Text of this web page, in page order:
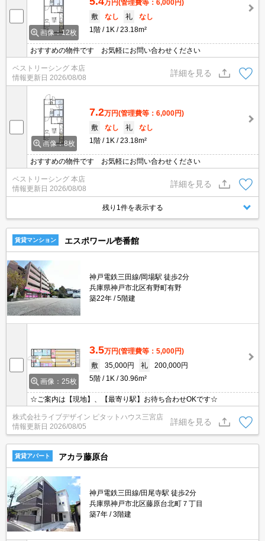
画像：12枚
万円(管理費等：6,000円)
敷
なし 礼
なし
1階
1K 23.18m²
おすすめの物件です お気軽にお問い合わせください
ベストリーシング 本店
情報更新日 2026/08/08
詳細を見る
画像：8枚
7.2万円(管理費等：6,000円)
敷
なし 礼
なし
1階
1K 23.18m²
おすすめの物件です お気軽にお問い合わせください
ベストリーシング 本店
情報更新日 2026/08/08
詳細を見る
残り1件を表示する
賃貸マンション エスポワール壱番館
神戸電鉄三田線/岡場駅 徒歩2分
兵庫県神戸市北区有野町有野
築22年
5階建
画像：25枚
3.5万円(管理費等：5,000円)
敷
35,000円 礼
200,000円
5階
1K 30.96m²
☆ご案内は【現地】、【最寄り駅】お待ち合わせOKです☆
株式会社ライブデザイン ピタットハウス三宮店
情報更新日 2026/08/05
詳細を見る
賃貸アパート アカラ藤原台
神戸電鉄三田線/田尾寺駅 徒歩2分
兵庫県神戸市北区藤原台北町７丁目
築7年
3階建